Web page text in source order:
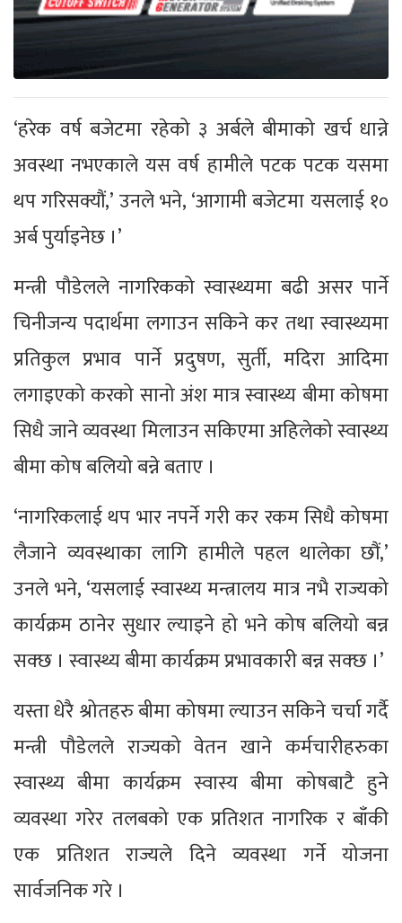
‘हरेक वर्ष बजेटमा रहेको ३ अर्बले बीमाको खर्च धान्ने
अवस्था नभएकाले यस वर्ष हामीले पटक पटक यसमा
थप गरिसक्यौं,’ उनले भने, ‘आगामी बजेटमा यसलाई १०
अर्ब पुर्याइनेछ ।’
मन्त्री पौडेलले नागरिकको स्वास्थ्यमा बढी असर पार्ने
चिनीजन्य पदार्थमा लगाउन सकिने कर तथा स्वास्थ्यमा
प्रतिकुल प्रभाव पार्ने प्रदुषण, सुर्ती, मदिरा आदिमा
लगाइएको करको सानो अंश मात्र स्वास्थ्य बीमा कोषमा
सिधै जाने व्यवस्था मिलाउन सकिएमा अहिलेको स्वास्थ्य
बीमा कोष बलियो बन्ने बताए ।
‘नागरिकलाई थप भार नपर्ने गरी कर रकम सिधै कोषमा
लैजाने व्यवस्थाका लागि हामीले पहल थालेका छौं,’
उनले भने, ‘यसलाई स्वास्थ्य मन्त्रालय मात्र नभै राज्यको
कार्यक्रम ठानेर सुधार ल्याइने हो भने कोष बलियो बन्न
सक्छ । स्वास्थ्य बीमा कार्यक्रम प्रभावकारी बन्न सक्छ ।’
यस्ता धेरै श्रोतहरु बीमा कोषमा ल्याउन सकिने चर्चा गर्दै
मन्त्री पौडेलले राज्यको वेतन खाने कर्मचारीहरुका
स्वास्थ्य बीमा कार्यक्रम स्वास्य बीमा कोषबाटै हुने
व्यवस्था गरेर तलबको एक प्रतिशत नागरिक र बाँकी
एक प्रतिशत राज्यले दिने व्यवस्था गर्ने योजना
सार्वजनिक गरे ।